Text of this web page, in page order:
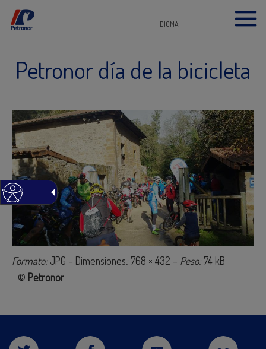
IDIOMA
Petronor día de la bicicleta
Formato: JPG – Dimensiones: 768 × 432 – Peso: 74 kB
© Petronor